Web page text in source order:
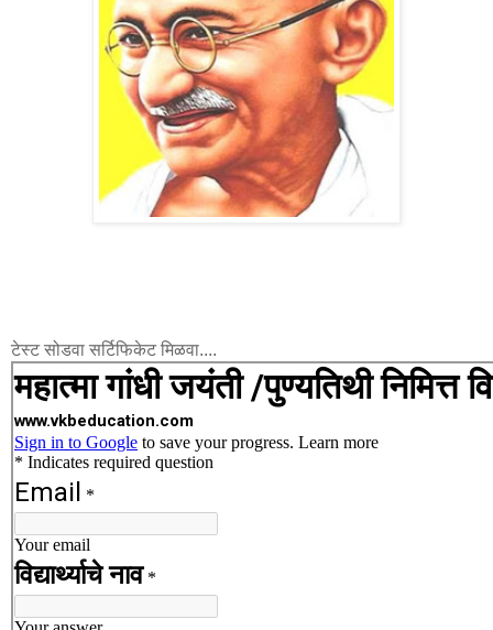
टेस्ट सोडवा सर्टिफिकेट मिळवा....